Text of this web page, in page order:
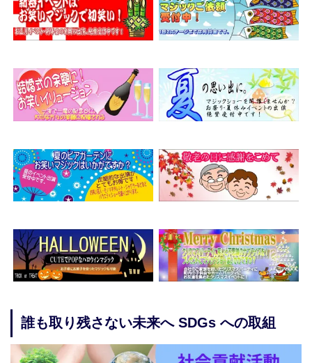
誰も取り残さない未来へ SDGs への取組